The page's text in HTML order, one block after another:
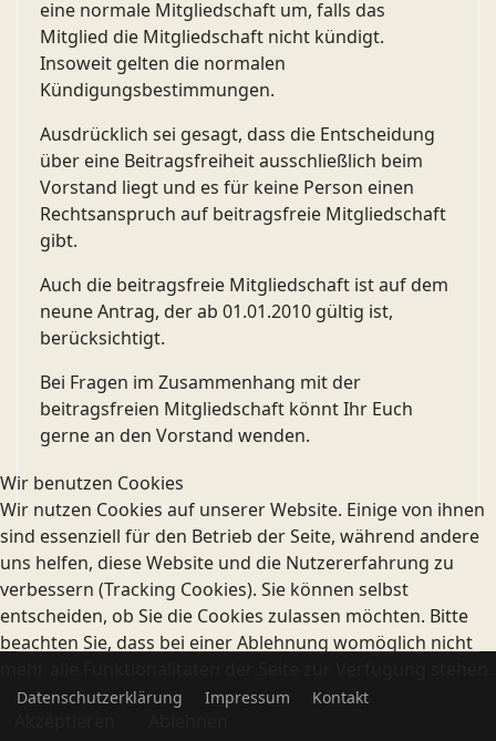
eine normale Mitgliedschaft um, falls das
Mitglied die Mitgliedschaft nicht kündigt.
Insoweit gelten die normalen
Kündigungsbestimmungen.
Ausdrücklich sei gesagt, dass die Entscheidung
über eine Beitragsfreiheit ausschließlich beim
Vorstand liegt und es für keine Person einen
Rechtsanspruch auf beitragsfreie Mitgliedschaft
gibt.
Auch die beitragsfreie Mitgliedschaft ist auf dem
neune Antrag, der ab 01.01.2010 gültig ist,
berücksichtigt.
Bei Fragen im Zusammenhang mit der
beitragsfreien Mitgliedschaft könnt Ihr Euch
gerne an den Vorstand wenden.
Datenschutzerklärung Impressum Kontakt
Wir benutzen Cookies
Wir nutzen Cookies auf unserer Website. Einige von ihnen
sind essenziell für den Betrieb der Seite, während andere
uns helfen, diese Website und die Nutzererfahrung zu
verbessern (Tracking Cookies). Sie können selbst
entscheiden, ob Sie die Cookies zulassen möchten. Bitte
beachten Sie, dass bei einer Ablehnung womöglich nicht